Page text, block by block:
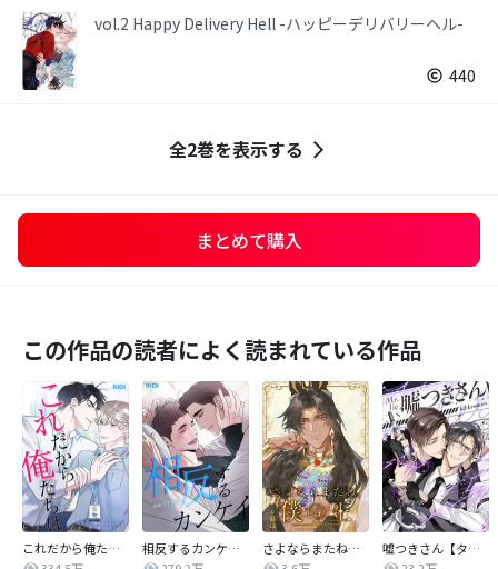
vol.2 Happy Delivery Hell -ハッピーデリバリーヘル-
440
全2巻を表示する
まとめて購入
この作品の読者によく読まれている作品
これだから俺たちは
相反するカンケイ【改訂版】
さよならまたね、僕の王【タテヨミ】
嘘つきさん【タテヨミ】